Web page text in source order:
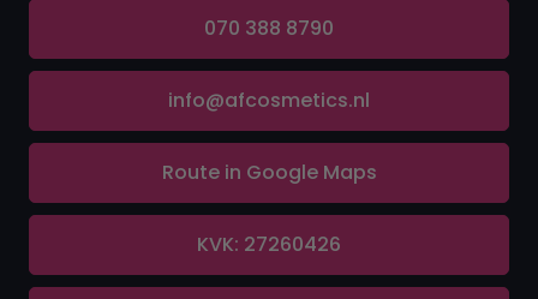
070 388 8790
info@afcosmetics.nl
Route in Google Maps
KVK: 27260426